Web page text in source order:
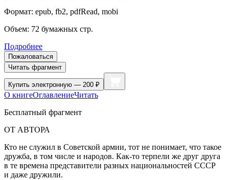
Формат: epub, fb2, pdfRead, mobi
Объем: 72 бумажных стр.
Подробнее
Пожаловаться
Читать фрагмент
Купить электронную — 200 ₽
О книгеОглавлениеЧитать
Бесплатный фрагмент
ОТ АВТОРА
Кто не служил в Советской армии, тот не понимает, что такое
дружба, в том числе и народов. Как-то терпели же друг друга
в те времена представители разных национальностей СССР
и даже дружили.